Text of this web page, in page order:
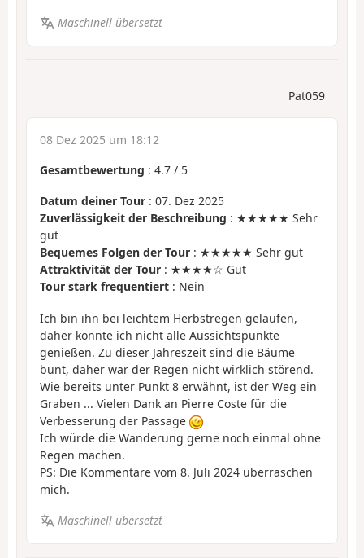
Maschinell übersetzt
Pat059
08 Dez 2025 um 18:12
Gesamtbewertung : 4.7 / 5
Datum deiner Tour : 07. Dez 2025
Zuverlässigkeit der Beschreibung : ★★★★★ Sehr
gut
Bequemes Folgen der Tour : ★★★★★ Sehr gut
Attraktivität der Tour : ★★★★☆ Gut
Tour stark frequentiert : Nein
Ich bin ihn bei leichtem Herbstregen gelaufen,
daher konnte ich nicht alle Aussichtspunkte
genießen. Zu dieser Jahreszeit sind die Bäume
bunt, daher war der Regen nicht wirklich störend.
Wie bereits unter Punkt 8 erwähnt, ist der Weg ein
Graben ... Vielen Dank an Pierre Coste für die
Verbesserung der Passage
Ich würde die Wanderung gerne noch einmal ohne
Regen machen.
PS: Die Kommentare vom 8. Juli 2024 überraschen
mich.
Maschinell übersetzt